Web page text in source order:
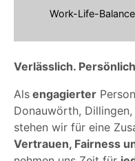
Verlässlich.
Als engagierter
Donauwörth,
stehen wir für eine
Vertrauen, Fairness
Work-Life-Balance